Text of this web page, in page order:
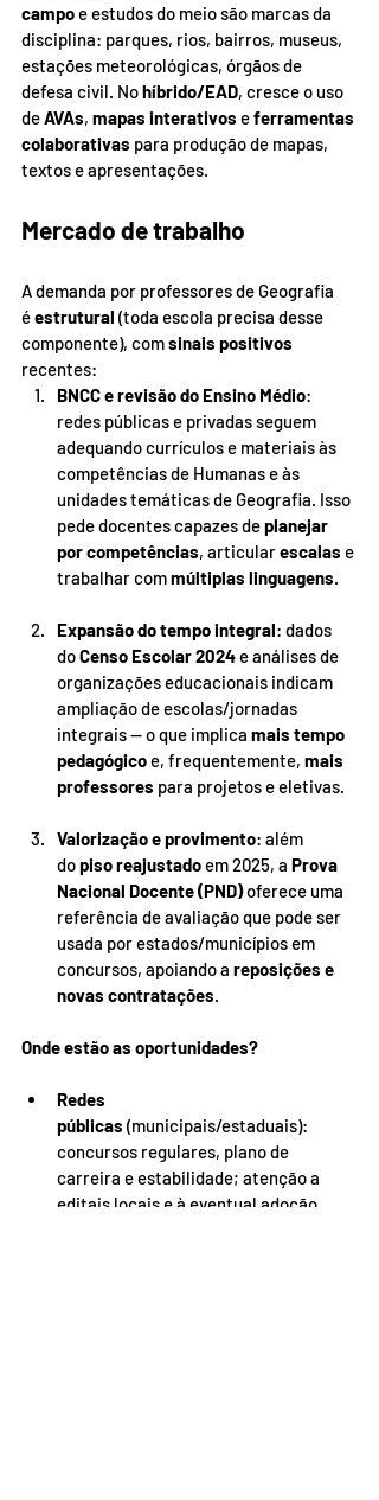
campo e estudos do meio são marcas da
disciplina: parques, rios, bairros, museus,
estações meteorológicas, órgãos de
defesa civil. No híbrido/EAD, cresce o uso
de AVAs, mapas interativos e ferramentas
colaborativas para produção de mapas,
textos e apresentações.
Mercado de trabalho
A demanda por professores de Geografia
é estrutural (toda escola precisa desse
componente), com sinais positivos
recentes:
BNCC e revisão do Ensino Médio:
redes públicas e privadas seguem
adequando currículos e materiais às
competências de Humanas e às
unidades temáticas de Geografia. Isso
pede docentes capazes de planejar
por competências, articular escalas e
trabalhar com múltiplas linguagens.
Expansão do tempo integral: dados
do Censo Escolar 2024 e análises de
organizações educacionais indicam
ampliação de escolas/jornadas
integrais — o que implica mais tempo
pedagógico e, frequentemente, mais
professores para projetos e eletivas.
Valorização e provimento: além
do piso reajustado em 2025, a Prova
Nacional Docente (PND) oferece uma
referência de avaliação que pode ser
usada por estados/municípios em
concursos, apoiando a reposições e
novas contratações.
Onde estão as oportunidades?
Redes
públicas (municipais/estaduais):
concursos regulares, plano de
carreira e estabilidade; atenção a
editais locais e à eventual adoção